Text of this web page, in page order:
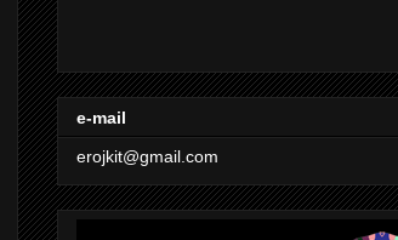
e-mail
erojkit@gmail.com